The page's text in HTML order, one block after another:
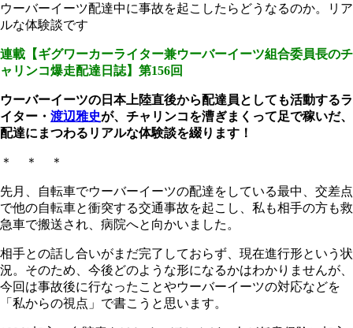
ウーバーイーツ配達中に事故を起こしたらどうなるのか。リア
ルな体験談です
連載【ギグワーカーライター兼ウーバーイーツ組合委員長のチ
ャリンコ爆走配達日誌】第156回
ウーバーイーツの日本上陸直後から配達員としても活動するラ
イター・ 渡辺雅史が、チャリンコを漕ぎまくって足で稼いだ、
配達にまつわるリアルな体験談を綴ります！
＊ ＊ ＊
先月、自転車でウーバーイーツの配達をしている最中、交差点
で他の自転車と衝突する交通事故を起こし、私も相手の方も救
急車で搬送され、病院へと向かいました。
相手との話し合いがまだ完了しておらず、現在進行形という状
況。そのため、今後どのような形になるかはわかりませんが、
今回は事故後に行なったことやウーバーイーツの対応などを
「私からの視点」で書こうと思います。